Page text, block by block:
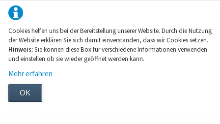
Cookies helfen uns bei der Bereitstellung unserer Website. Durch die Nutzung
der Website erklären Sie sich damit einverstanden, dass wir Cookies setzen.
Hinweis:Sie können diese Box für verschiedene Informationen verwenden
und einstellen ob sie wieder geöffnet werden kann.
Mehr erfahren
OK